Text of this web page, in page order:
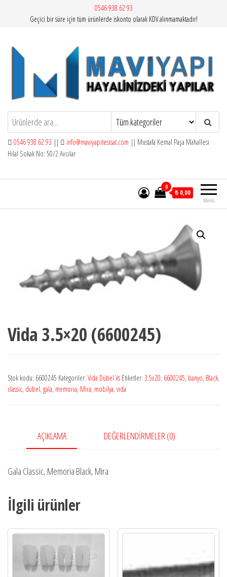
0546 938 62 93
Geçici bir süre için tüm ürünlerde iskonto olarak KDV alınmamaktadır!
Mavi Yapı | Vitra Artema
0546 938 62 93 || info@maviyapitesisat.com || Mustafa Kemal Paşa Mahallesi
Hilal Sokak No: 50/2 Avcılar
Menü
0
₺ 0,00
Vida 3.5×20 (6600245)
Stok kodu: 6600245 Kategoriler: Vida Dübel Vs Etiketler: 3.5x20, 6600245, banyo, Black,
classic, dübel, gala, memoria, Mira, mobilya, vida
AÇIKLAMA DEĞERLENDIRMELER (0)
Gala Classic, Memoria Black, Mira
İlgili ürünler